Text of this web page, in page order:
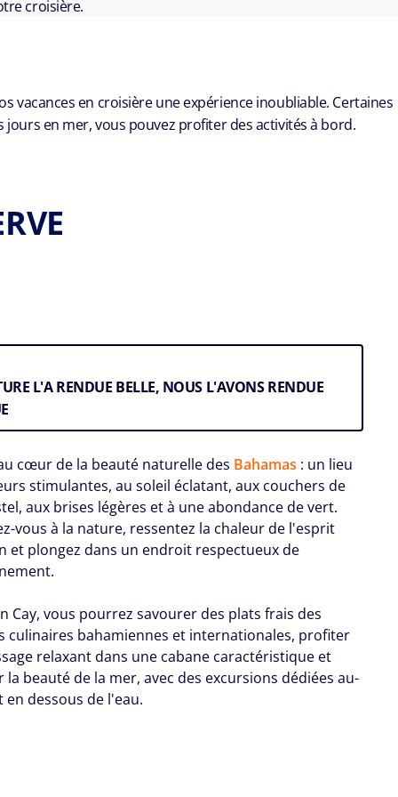
croisière.
en croisière une expérience inoubliable. Certaines
en mer, vous pouvez profiter des activités à bord.
L'A RENDUE BELLE, NOUS L'AVONS RENDUE
cœur de la beauté naturelle des Bahamas : un lieu
stimulantes, au soleil éclatant, aux couchers de
aux brises légères et à une abondance de vert.
vous à la nature, ressentez la chaleur de l'esprit
et plongez dans un endroit respectueux de
Cay, vous pourrez savourer des plats frais des
culinaires bahamiennes et internationales, profiter
relaxant dans une cabane caractéristique et
la beauté de la mer, avec des excursions dédiées au-
en dessous de l'eau.